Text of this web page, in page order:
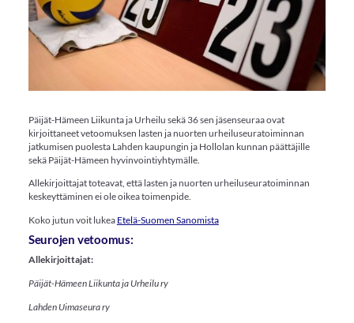
Päijät-Hämeen Liikunta ja Urheilu sekä 36 sen jäsenseuraa ovat
kirjoittaneet vetoomuksen lasten ja nuorten urheiluseuratoiminnan
jatkumisen puolesta Lahden kaupungin ja Hollolan kunnan päättäjille
sekä Päijät-Hämeen hyvinvointiyhtymälle.
Allekirjoittajat toteavat, että lasten ja nuorten urheiluseuratoiminnan
keskeyttäminen ei ole oikea toimenpide.
Koko jutun voit lukea Etelä-Suomen Sanomista
Seurojen vetoomus:
Allekirjoittajat:
Päijät-Hämeen Liikunta ja Urheilu ry
Lahden Uimaseura ry